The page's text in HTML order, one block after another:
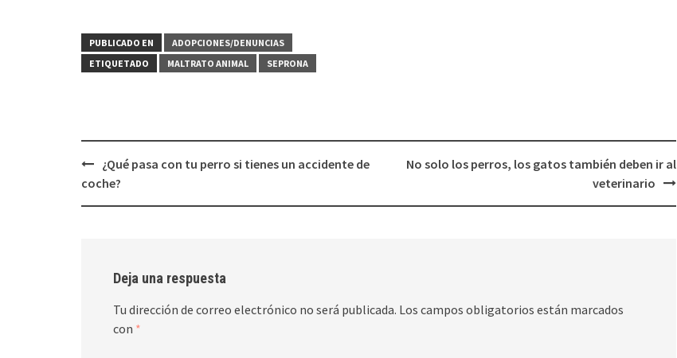
PUBLICADO EN
ADOPCIONES/DENUNCIAS
ETIQUETADO
MALTRATO ANIMAL SEPRONA
Navegación
de
entradas
¿Qué pasa con tu perro si tienes un accidente de
coche?
No solo los perros, los gatos también deben ir al
veterinario
Deja una respuesta
Tu dirección de correo electrónico no será publicada. Los campos obligatorios están marcados
con *